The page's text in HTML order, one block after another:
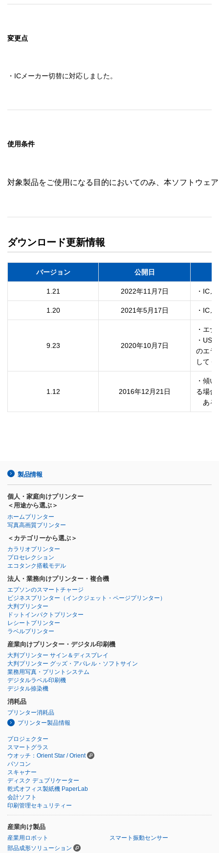
efined in Clause 52.227-19(c)(2) of the FAR or, in the case
変更点
・ICメーカー切替に対応しました。
使用条件
対象製品をご使用になる目的においてのみ、本ソフトウェ
ダウンロード更新情報
バージョン 公開日
1.21 2022年11月7日 ・IC
1.20 2021年5月17日
9.23 2020年10月7日
・エ
・
のエラ
1.12 2016年12月21日
・傾
る場合
ある
製品情報
個人・家庭向けプリンター
＜用途から選ぶ＞
ホームプリンター
写真高画質プリンター
＜カテゴリーから選ぶ＞
カラリオプリンター
プロセレクション
エコタンク搭載モデル
法人・業務向けプリンター・複合機
エプソンのスマートチャージ
ビジネスプリンター （インクジェット・ページプリンター）
大判プリンター
ドットインパクトプリンター
レシートプリンター
ラベルプリンター
産業向けプリンター・デジタル印刷機
大判プリンター サイン＆ディスプレイ
大判プリンター グッズ・アパレル・ソフトサイン
業務用写真・プリントシステム
デジタルラベル印刷機
デジタル捺染機
消耗品
プリンター消耗品
プリンター製品情報
プロジェクター
スマートグラス
ウオッチ：Orient Star / Orient
パソコン
スキャナー
ディスク デュプリケーター
乾式オフィス製紙機 PaperLab
会計ソフト
印刷管理セキュリティー
産業向け製品
産業用ロボット
スマート振動センサー
部品成形ソリューション